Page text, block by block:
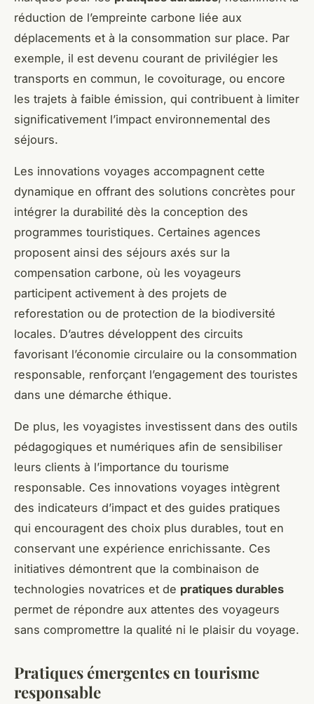
réduction de l’empreinte carbone liée aux
déplacements et à la consommation sur place. Par
exemple, il est devenu courant de privilégier les
transports en commun, le covoiturage, ou encore
les trajets à faible émission, qui contribuent à limiter
significativement l’impact environnemental des
séjours.
Les innovations voyages accompagnent cette
dynamique en offrant des solutions concrètes pour
intégrer la durabilité dès la conception des
programmes touristiques. Certaines agences
proposent ainsi des séjours axés sur la
compensation carbone, où les voyageurs
participent activement à des projets de
reforestation ou de protection de la biodiversité
locales. D’autres développent des circuits
favorisant l’économie circulaire ou la consommation
responsable, renforçant l’engagement des touristes
dans une démarche éthique.
De plus, les voyagistes investissent dans des outils
pédagogiques et numériques afin de sensibiliser
leurs clients à l’importance du tourisme
responsable. Ces innovations voyages intègrent
des indicateurs d’impact et des guides pratiques
qui encouragent des choix plus durables, tout en
conservant une expérience enrichissante. Ces
initiatives démontrent que la combinaison de
technologies novatrices et de pratiques durables
permet de répondre aux attentes des voyageurs
sans compromettre la qualité ni le plaisir du voyage.
Pratiques émergentes en tourisme
responsable